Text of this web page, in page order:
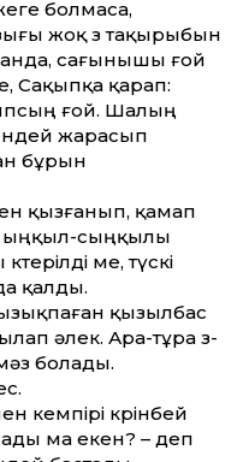
болмаса,
жоқ өз тақырыбын
сағынышы ғой
Сақыпқа қарап:
ғой. Шалың
жарасып
бұрын
қызғанып, қамап
ыңқыл-сыңқылы
ме, түскі
қалды.
қызылбас
әлек. Ара-тұра өз-
болады.
кемпірі көрінбей
ма екен? – деп